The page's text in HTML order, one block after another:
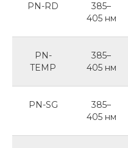
PN-RD
385–
405 нм
PN-
TEMP
385–
405 нм
PN-SG
385–
405 нм